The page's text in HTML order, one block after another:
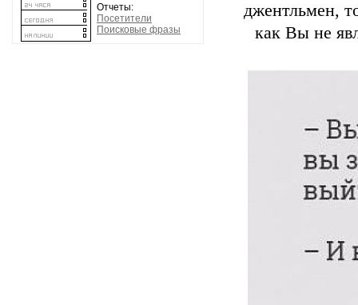
Отчеты:
Посетители
Поисковые фразы
джентльмен,
как Вы не